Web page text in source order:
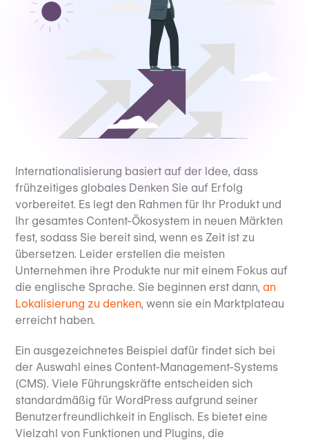
Internationalisierung basiert auf der Idee, dass
frühzeitiges globales Denken Sie auf Erfolg
vorbereitet. Es legt den Rahmen für Ihr Produkt und
Ihr gesamtes Content-Ökosystem in neuen Märkten
fest, sodass Sie bereit sind, wenn es Zeit ist zu
übersetzen. Leider erstellen die meisten
Unternehmen ihre Produkte nur mit einem Fokus auf
die englische Sprache. Sie beginnen erst dann,an
Lokalisierung zu denken, wenn sie ein Marktplateau
erreicht haben.
Ein ausgezeichnetes Beispiel dafür findet sich bei
der Auswahl eines Content-Management-Systems
(CMS). Viele Führungskräfte entscheiden sich
standardmäßig für WordPress aufgrund seiner
Benutzerfreundlichkeit in Englisch. Es bietet eine
Vielzahl von Funktionen und Plugins, die